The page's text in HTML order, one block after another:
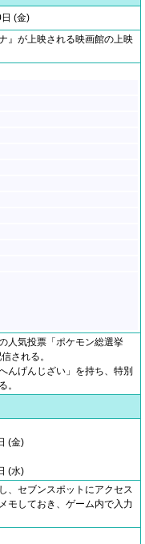
(金)
』が上映される映画館の上映
人気投票「ポケモン総選挙
される。
んげんじざい」を持ち、特別
。
(金)
(水)
、セブンスポットにアクセス
モしておき、ゲーム内で入力